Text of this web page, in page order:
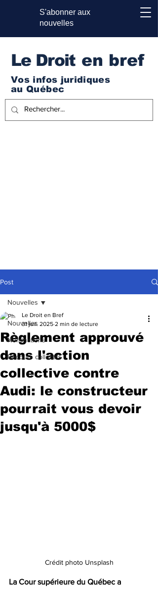
S'abonner aux
nouvelles
Le Droit en bref
Vos infos juridiques
au Québec
Post
Nouvelles
Nominations
Recours collectifs
Nouvelles
Règlement approuvé
dans l'action
collective contre
Audi: le constructeur
pourrait vous devoir
jusqu'à 5000$
Le Droit en Bref
31 juil. 2025 2 min de lecture
Crédit photo Unsplash
La Cour supérieure du Québec a